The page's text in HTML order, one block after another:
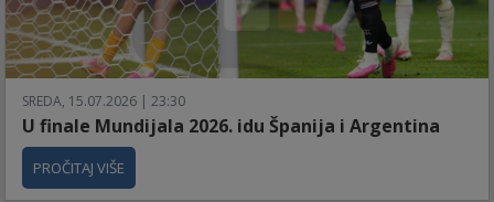
SREDA, 15.07.2026 | 23:30
U finale Mundijala 2026. idu Španija i Argentina
PROČITAJ VIŠE